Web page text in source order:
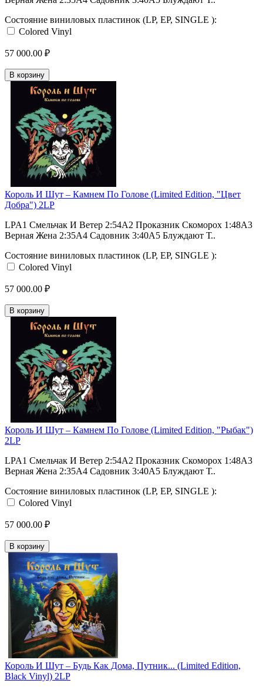
Состояние виниловых пластинок (LP, EP, SINGLE ):
Colored Vinyl
57 000.00 ₽
В корзину
Король И Шут ‎– Камнем По Голове (Limited Edition, "Цвет
Добра") 2LP
LPA1 Смельчак И Ветер 2:54A2 Проказник Скоморох 1:48A3
Верная Жена 2:35A4 Садовник 3:40A5 Блуждают Т..
Состояние виниловых пластинок (LP, EP, SINGLE ):
Colored Vinyl
57 000.00 ₽
В корзину
Король И Шут ‎– Камнем По Голове (Limited Edition, "Рыбак")
2LP
LPA1 Смельчак И Ветер 2:54A2 Проказник Скоморох 1:48A3
Верная Жена 2:35A4 Садовник 3:40A5 Блуждают Т..
Состояние виниловых пластинок (LP, EP, SINGLE ):
Colored Vinyl
57 000.00 ₽
В корзину
Король И Шут ‎– Будь Как Дома, Путник... (Limited Edition,
Black Vinyl) 2LP